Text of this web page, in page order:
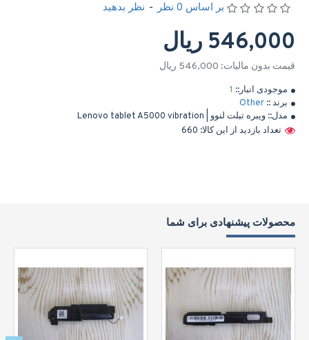
موجودی انبار:: 1
برند :: Other
مدل:: ویبره تبلت لنوو | Lenovo tablet A5000 vibration
تعداد بازدید از این کالا: 660
بر اساس 0 نظر - نظر بدهید
546,000 ریال
قیمت بدون مالیات: 546,000 ریال
محصولات پیشنهادی برای شما